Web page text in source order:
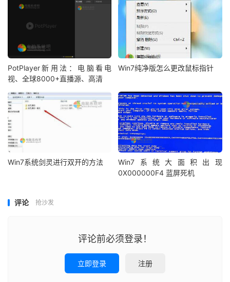
PotPlayer新用法：电脑看电
视、全球8000+直播源、高清
Win7纯净版怎么更改鼠标指针
Win7系统剑灵进行双开的方法
Win7系统大面积出现
0X000000F4 蓝屏死机
评论 抢沙发
评论前必须登录！
立即登录 注册